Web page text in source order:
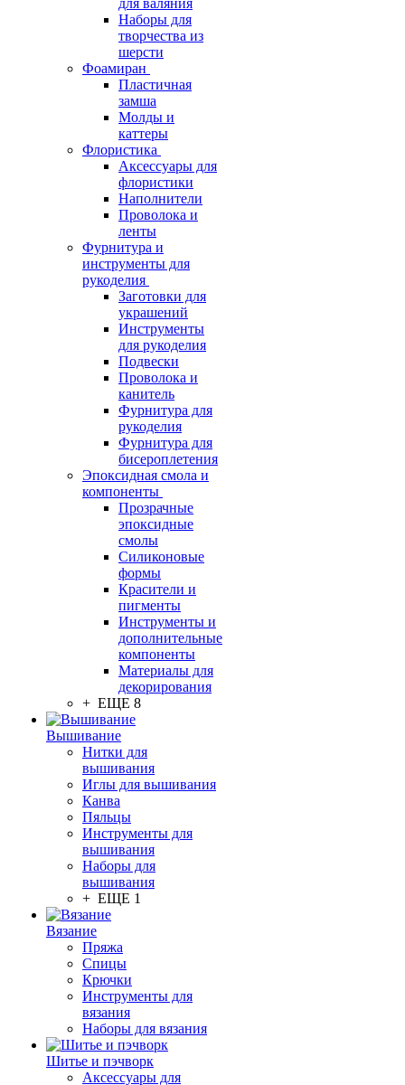
для валяния
Наборы для
творчества из
шерсти
Фоамиран
Пластичная
замша
Молды и
каттеры
Флористика
Аксессуары для
флористики
Наполнители
Проволока и
ленты
Фурнитура и
инструменты для
рукоделия
Заготовки для
украшений
Инструменты
для рукоделия
Подвески
Проволока и
канитель
Фурнитура для
рукоделия
Фурнитура для
бисероплетения
Эпоксидная смола и
компоненты
Прозрачные
эпоксидные
смолы
Силиконовые
формы
Красители и
пигменты
Инструменты и
дополнительные
компоненты
Материалы для
декорирования
+ ЕЩЕ 8
Вышивание
Нитки для
вышивания
Иглы для вышивания
Канва
Пяльцы
Инструменты для
вышивания
Наборы для
вышивания
+ ЕЩЕ 1
Вязание
Пряжа
Спицы
Крючки
Инструменты для
вязания
Наборы для вязания
Шитье и пэчворк
Аксессуары для